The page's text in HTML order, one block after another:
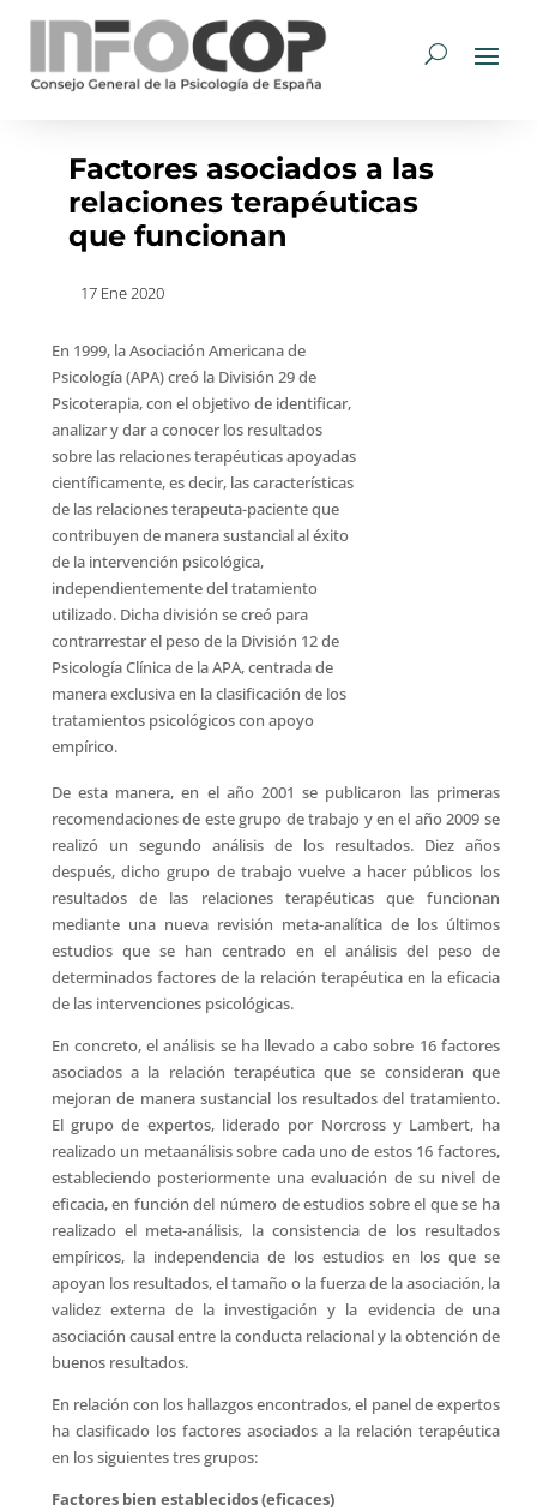
Factores asociados a las
relaciones terapéuticas
que funcionan
17 Ene 2020
En 1999, la Asociación Americana de
Psicología (APA) creó la División 29 de
Psicoterapia, con el objetivo de identificar,
analizar y dar a conocer los resultados
sobre las relaciones terapéuticas apoyadas
científicamente, es decir, las características
de las relaciones terapeuta-paciente que
contribuyen de manera sustancial al éxito
de la intervención psicológica,
independientemente del tratamiento
utilizado. Dicha división se creó para
contrarrestar el peso de la División 12 de
Psicología Clínica de la APA, centrada de
manera exclusiva en la clasificación de los
tratamientos psicológicos con apoyo
empírico.
De esta manera, en el año 2001 se publicaron las primeras
recomendaciones de este grupo de trabajo y en el año 2009 se
realizó un segundo análisis de los resultados. Diez años
después, dicho grupo de trabajo vuelve a hacer públicos los
resultados de las relaciones terapéuticas que funcionan
mediante una nueva revisión meta-analítica de los últimos
estudios que se han centrado en el análisis del peso de
determinados factores de la relación terapéutica en la eficacia
de las intervenciones psicológicas.
En concreto, el análisis se ha llevado a cabo sobre 16 factores
asociados a la relación terapéutica que se consideran que
mejoran de manera sustancial los resultados del tratamiento.
El grupo de expertos, liderado por Norcross y Lambert, ha
realizado un metaanálisis sobre cada uno de estos 16 factores,
estableciendo posteriormente una evaluación de su nivel de
eficacia, en función del número de estudios sobre el que se ha
realizado el meta-análisis, la consistencia de los resultados
empíricos, la independencia de los estudios en los que se
apoyan los resultados, el tamaño o la fuerza de la asociación, la
validez externa de la investigación y la evidencia de una
asociación causal entre la conducta relacional y la obtención de
buenos resultados.
En relación con los hallazgos encontrados, el panel de expertos
ha clasificado los factores asociados a la relación terapéutica
en los siguientes tres grupos:
Factores bien establecidos (eficaces)